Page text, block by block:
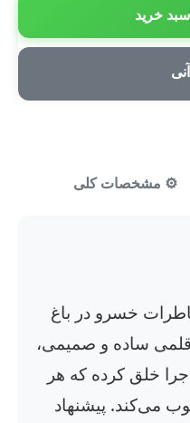
خرید
⚙️ مشخصات کلی
خسرو در باغ
ساده و صمیمی،
خلق کرده که هر
می‌کند. پیشنهاد